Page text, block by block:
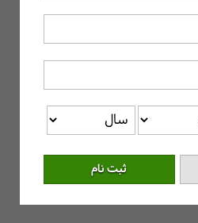
و تفاوت آن با بورس
برای عرضه‌های خاص
معامله مواد اولیه
ایران